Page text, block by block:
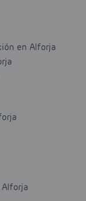
en Alforja
Alforja